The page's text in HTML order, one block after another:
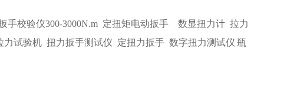
手校验仪300-3000N.m 定扭矩电动扳手 数显扭力计 拉力
力试验机 扭力扳手测试仪 定扭力扳手 数字扭力测试仪 瓶